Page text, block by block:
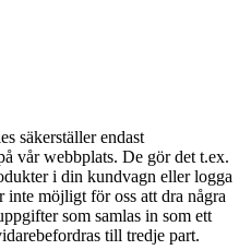
säkerställer endast
vår webbplats. De gör det t.ex.
i din kundvagn eller logga
möjligt för oss att dra några
som samlas in som ett
till tredje part.